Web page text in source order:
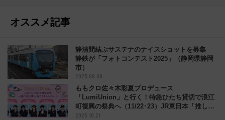
オススメ記事
静清間結ぶサステナのナイスショットを募集
静鉄が「フォトコンテスト2025」（静岡県静岡
市）
2025.09.09
ももクロ佐々木彩夏プロデュース
「LumiUnion」と行く！特急ひたち貸切で浪江
町復興の祭典へ（11/22･23）JR東日本「推し
Sta!」
2025.10.21